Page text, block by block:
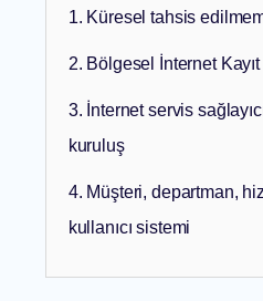
1. Küresel tahsis
2. Bölgesel İnternet
3. İnternet servis
kuruluş
4. Müşteri, departman,
kullanıcı sistemi